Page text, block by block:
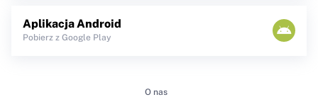
Aplikacja Android
Pobierz z Google Play
O nas